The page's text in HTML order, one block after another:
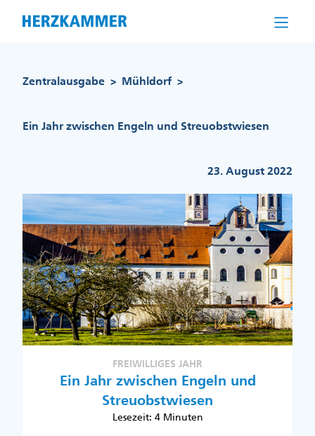
Zentralausgabe > Mühldorf >
Ein Jahr zwischen Engeln und Streuobstwiesen
23. August 2022
FREIWILLIGES JAHR
Ein Jahr zwischen Engeln und
Streuobstwiesen
Lesezeit: 4 Minuten